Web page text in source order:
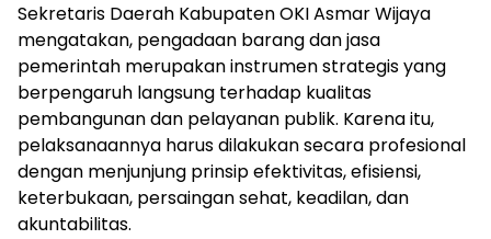
Sekretaris Daerah Kabupaten OKI Asmar Wijaya
mengatakan, pengadaan barang dan jasa
pemerintah merupakan instrumen strategis yang
berpengaruh langsung terhadap kualitas
pembangunan dan pelayanan publik. Karena itu,
pelaksanaannya harus dilakukan secara profesional
dengan menjunjung prinsip efektivitas, efisiensi,
keterbukaan, persaingan sehat, keadilan, dan
akuntabilitas.